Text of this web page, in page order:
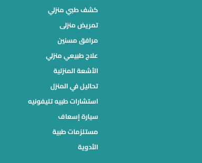
كشف طبي منزلي
تمريض منزلى
مرافق مسنين
علاج طبيعي منزلي
الأشعة المنزلية
تحاليل في المنزل
استشارات طبيه تليفونيه
سيارة إسعاف
مستلزمات طبية
الأدوية